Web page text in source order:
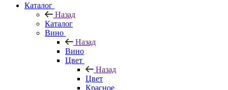
Каталог
Назад
Каталог
Вино
Назад
Вино
Цвет
Назад
Цвет
Красное